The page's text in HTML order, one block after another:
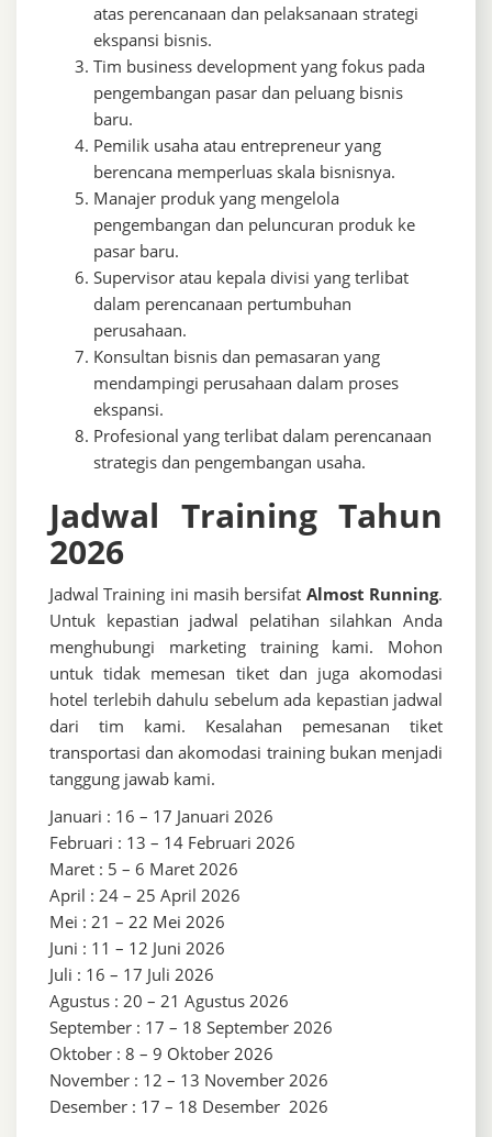
atas perencanaan dan pelaksanaan strategi
ekspansi bisnis.
Tim business development yang fokus pada
pengembangan pasar dan peluang bisnis
baru.
Pemilik usaha atau entrepreneur yang
berencana memperluas skala bisnisnya.
Manajer produk yang mengelola
pengembangan dan peluncuran produk ke
pasar baru.
Supervisor atau kepala divisi yang terlibat
dalam perencanaan pertumbuhan
perusahaan.
Konsultan bisnis dan pemasaran yang
mendampingi perusahaan dalam proses
ekspansi.
Profesional yang terlibat dalam perencanaan
strategis dan pengembangan usaha.
Jadwal Training Tahun
2026
Jadwal Training ini masih bersifat Almost Running.
Untuk kepastian jadwal pelatihan silahkan Anda
menghubungi marketing training kami. Mohon
untuk tidak memesan tiket dan juga akomodasi
hotel terlebih dahulu sebelum ada kepastian jadwal
dari tim kami. Kesalahan pemesanan tiket
transportasi dan akomodasi training bukan menjadi
tanggung jawab kami.
Januari : 16 – 17 Januari 2026
Februari : 13 – 14 Februari 2026
Maret : 5 – 6 Maret 2026
April : 24 – 25 April 2026
Mei : 21 – 22 Mei 2026
Juni : 11 – 12 Juni 2026
Juli : 16 – 17 Juli 2026
Agustus : 20 – 21 Agustus 2026
September : 17 – 18 September 2026
Oktober : 8 – 9 Oktober 2026
November : 12 – 13 November 2026
Desember : 17 – 18 Desember 2026